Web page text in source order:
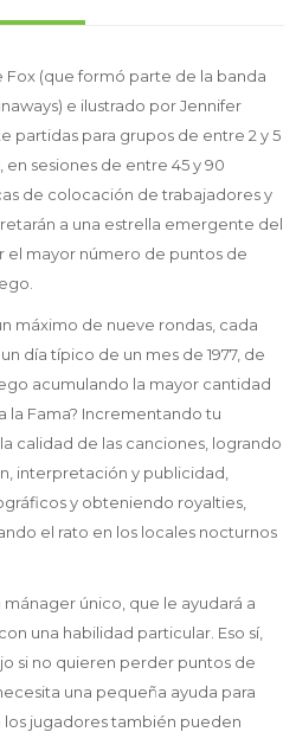
Fox (que formó parte de la banda
e ilustrado por Jennifer
partidas para grupos de entre 2 y 5
en sesiones de entre 45 y 90
de colocación de trabajadores y
a una estrella emergente del
el mayor número de puntos de
máximo de nueve rondas, cada
día típico de un mes de 1977, de
acumulando la mayor cantidad
la Fama? Incrementando tu
calidad de las canciones, logrando
interpretación y publicidad,
y obteniendo royalties,
el rato en los locales nocturnos
único, que le ayudará a
una habilidad particular. Eso sí,
si no quieren perder puntos de
una pequeña ayuda para
los jugadores también pueden